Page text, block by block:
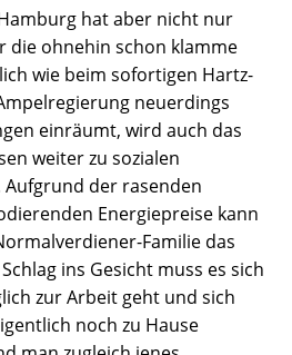
hat aber nicht nur
die ohnehin schon klamme
wie beim sofortigen Hartz-
neuerdings
einräumt, wird auch das
weiter zu sozialen
der rasenden
Energiepreise kann
Familie das
ins Gesicht muss es sich
zur Arbeit geht und sich
noch zu Hause